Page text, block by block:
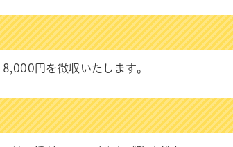
円を徴収いたします。